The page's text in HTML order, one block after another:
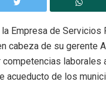
Empresa de Servicios
cabeza de su gerente
laborales
acueducto de los